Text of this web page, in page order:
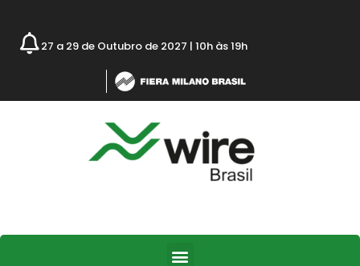
27 a 29 de Outubro de 2027 | 10h às 19h